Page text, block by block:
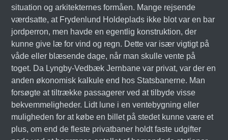
situation og arkitekternes formåen. Mange rejsende
værdsatte, at Frydenlund Holdeplads ikke blot var en bar
jordperron, men havde en egentlig konstruktion, der
kunne give læ for vind og regn. Dette var især vigtigt på
våde eller blæsende dage, når man skulle vente på
toget. Da Lyngby-Vedbæk Jernbane var privat, var der en
anden økonomisk kalkule end hos Statsbanerne. Man
forsøgte at tiltrække passagerer ved at tilbyde visse
bekvemmeligheder. Lidt lune i en ventebygning eller
muligheden for at købe en billet på stedet kunne være et
plus, om end de fleste privatbaner holdt faste udgifter